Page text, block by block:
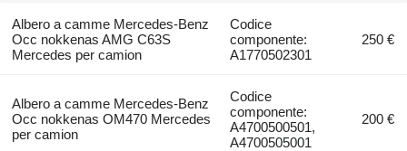
Albero a camme Mercedes-Benz
Occ nokkenas AMG C63S
Mercedes per camion
Codice
componente:
A1770502301
250 €
Albero a camme Mercedes-Benz
Occ nokkenas OM470 Mercedes
per camion
Codice
componente:
A4700500501,
A4700505001
200 €